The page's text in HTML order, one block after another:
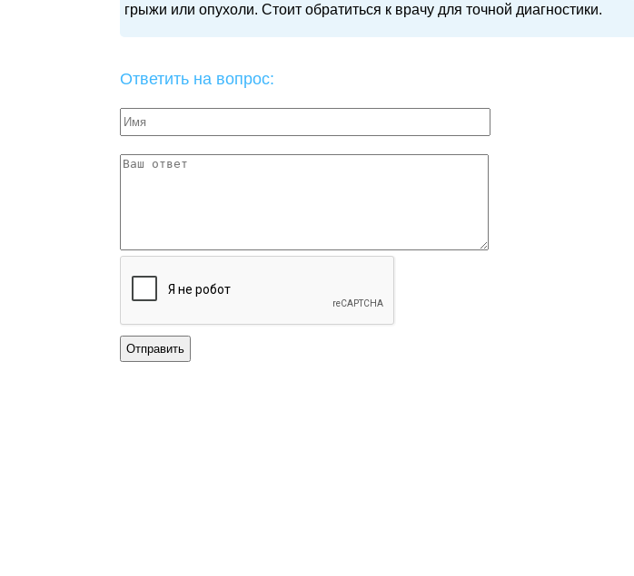
грыжи или опухоли. Стоит обратиться к врачу для точной диагностики.
Ответить на вопрос: